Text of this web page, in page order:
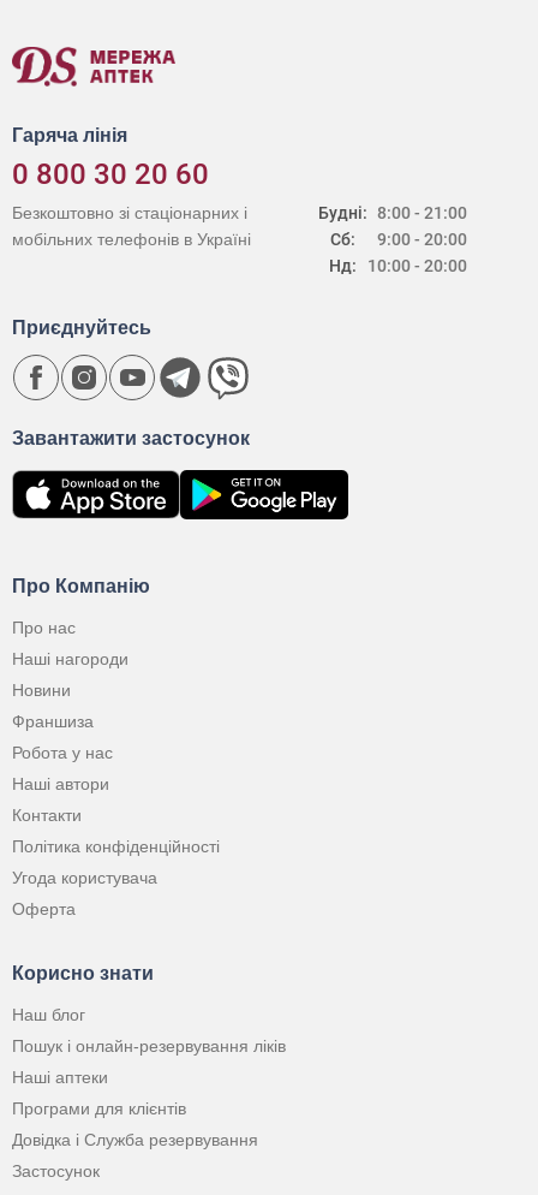
Гаряча лінія
0 800 30 20 60
Будні:
Сб:
Нд:
8:00 - 21:00
9:00 - 20:00
10:00 - 20:00
Безкоштовно зі стаціонарних і
мобільних телефонів в Україні
Про Компанію
Про нас
Наші нагороди
Новини
Франшиза
Робота у нас
Наші автори
Контакти
Політика конфіденційності
Угода користувача
Оферта
Корисно знати
Наш блог
Пошук і онлайн-резервування ліків
Наші аптеки
Програми для клієнтів
Довідка і Служба резервування
Застосунок
Завантажити застосунок
Приєднуйтесь